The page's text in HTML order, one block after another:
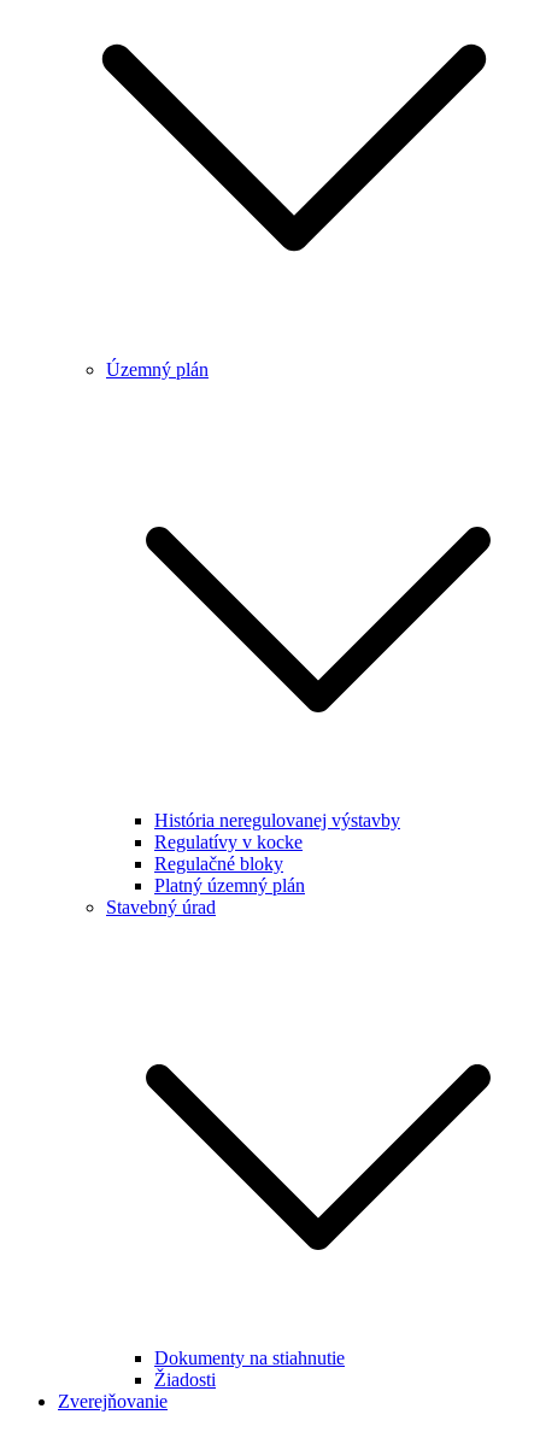
Územný plán
História neregulovanej výstavby
Regulatívy v kocke
Regulačné bloky
Platný územný plán
Stavebný úrad
Dokumenty na stiahnutie
Žiadosti
Zverejňovanie